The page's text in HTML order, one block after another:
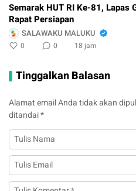
Semarak HUT RI Ke-81, Lapas
Rapat Persiapan
SALAWAKU MALUKU
0 0 18 jam
Tinggalkan Balasan
Alamat email Anda tidak akan
ditandai*